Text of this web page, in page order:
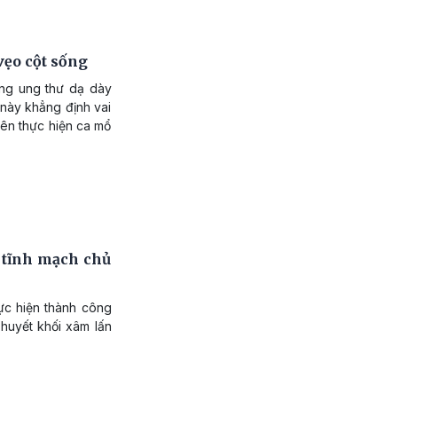
cột sống
ung thư dạ dày
khẳng định vai
thực hiện ca mổ
mạch chủ
hiện thành công
khối xâm lấn